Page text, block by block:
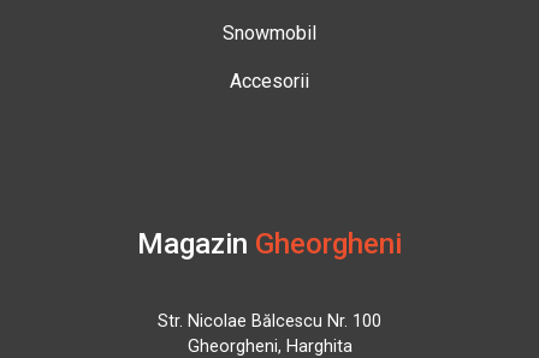
Snowmobil
Accesorii
Magazin Gheorgheni
Str. Nicolae Bălcescu Nr. 100
Gheorgheni, Harghita